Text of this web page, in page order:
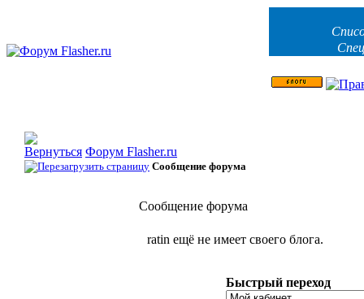
Форум Flasher.ru
Сообщение форума
Сообщение форума
ratin ещё не имеет своего блога.
Быстрый переход